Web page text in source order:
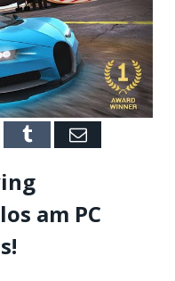
TumblrEmail
am PC